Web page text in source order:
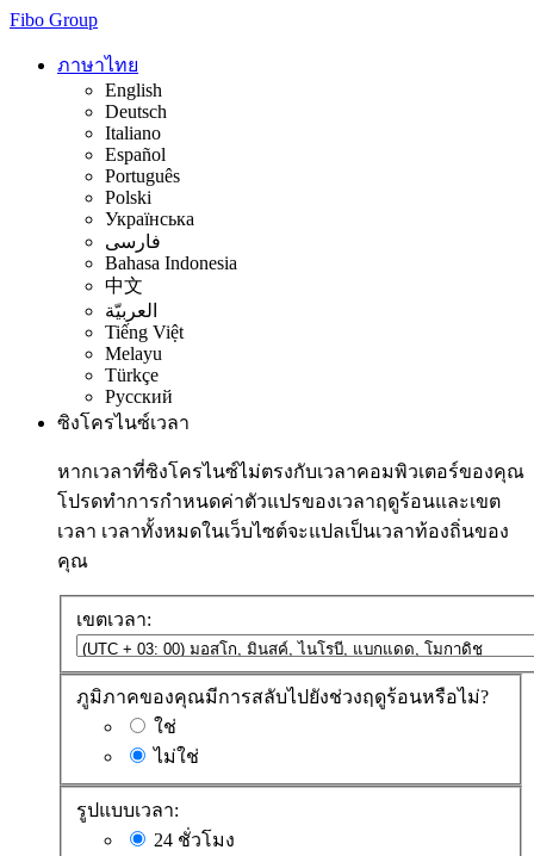
Fibo Group
ภาษาไทย
English
Deutsch
Italiano
Español
Português
Polski
Українська
فارسی
Bahasa Indonesia
中文
العربيّة
Tiếng Việt
Melayu
Türkçe
Русский
ซิงโครไนซ์เวลา
หากเวลาที่ซิงโครไนซ์ไม่ตรงกับเวลาคอมพิวเตอร์ของคุณ
โปรดทำการกำหนดค่าตัวแปรของเวลาฤดูร้อนและเขต
เวลา เวลาทั้งหมดในเว็บไซต์จะแปลเป็นเวลาท้องถิ่นของ
คุณ
เขตเวลา:
ภูมิภาคของคุณมีการสลับไปยังช่วงฤดูร้อนหรือไม่?
ใช่
ไม่ใช่
รูปแบบเวลา:
24 ชั่วโมง